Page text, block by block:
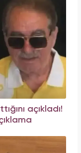
açıkladı!